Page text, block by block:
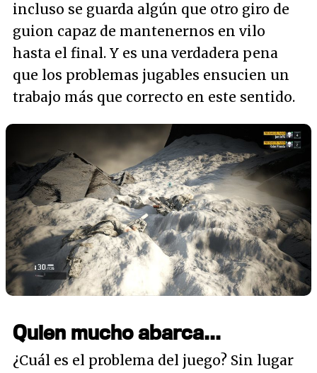
incluso se guarda algún que otro giro de
guion capaz de mantenernos en vilo
hasta el final. Y es una verdadera pena
que los problemas jugables ensucien un
trabajo más que correcto en este sentido.
Quien mucho abarca...
¿Cuál es el problema del juego? Sin lugar